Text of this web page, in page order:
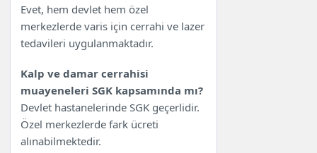
Evet, hem devlet hem özel
merkezlerde varis için cerrahi ve lazer
tedavileri uygulanmaktadır.
Kalp ve damar cerrahisi
muayeneleri SGK kapsamında mı?
Devlet hastanelerinde SGK geçerlidir.
Özel merkezlerde fark ücreti
alınabilmektedir.